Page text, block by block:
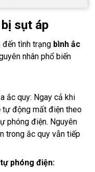
sụt áp
đến tình trạng bình ắc
nhân phổ biến
ắc quy: Ngay cả khi
tự động mất điện theo
phóng điện. Nguyên
trong ắc quy vẫn tiếp
phóng điện: